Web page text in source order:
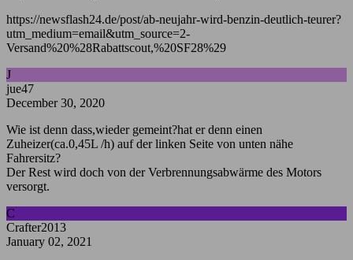
https://newsflash24.de/post/ab-neujahr-wird-benzin-deutlich-teurer?
utm_medium=email&utm_source=2-
Versand%20%28Rabattscout,%20SF28%29
J
jue47
December 30, 2020
Wie ist denn dass,wieder gemeint?hat er denn einen
Zuheizer(ca.0,45L /h) auf der linken Seite von unten nähe
Fahrersitz?
Der Rest wird doch von der Verbrennungsabwärme des Motors
versorgt.
C
Crafter2013
January 02, 2021